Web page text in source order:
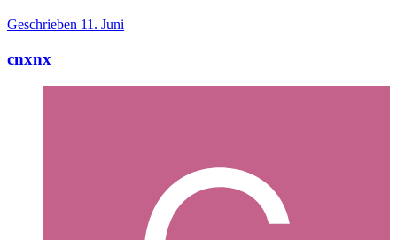
Geschrieben 11. Juni
cnxnx